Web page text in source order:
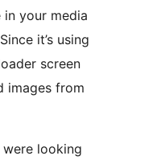
in your media
it’s using
screen
images from
were looking